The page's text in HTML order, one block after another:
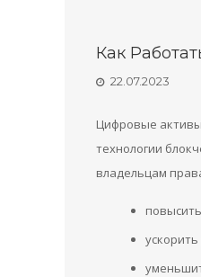
Как
22.07.2023
Цифровые
технологии
владельцам